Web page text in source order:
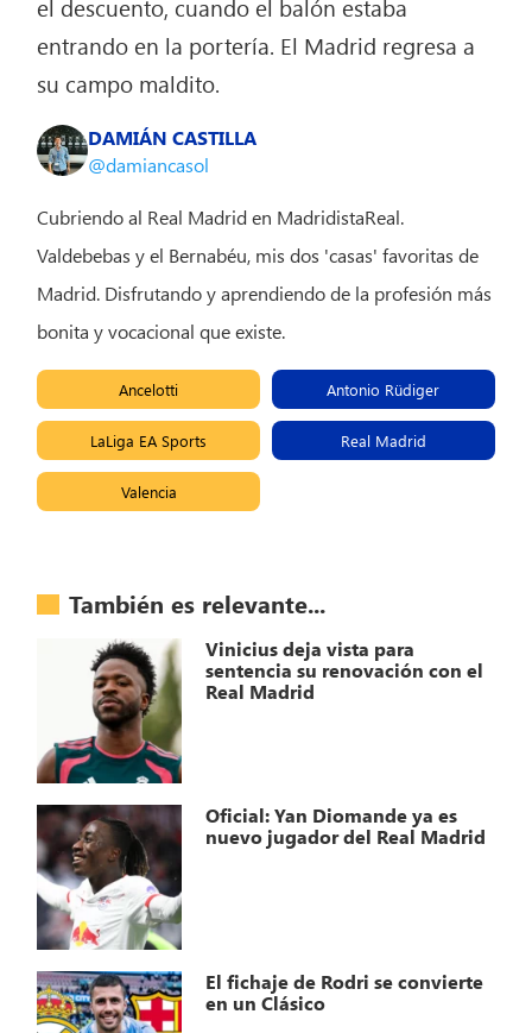
el descuento, cuando el balón estaba
entrando en la portería. El Madrid regresa a
su campo maldito.
DAMIÁN CASTILLA
@damiancasol
Cubriendo al Real Madrid en MadridistaReal.
Valdebebas y el Bernabéu, mis dos 'casas' favoritas de
Madrid. Disfrutando y aprendiendo de la profesión más
bonita y vocacional que existe.
Ancelotti Antonio Rüdiger
LaLiga EA Sports Real Madrid
Valencia
También es relevante...
Vinicius deja vista para
sentencia su renovación con el
Real Madrid
Oficial: Yan Diomande ya es
nuevo jugador del Real Madrid
El fichaje de Rodri se convierte
en un Clásico